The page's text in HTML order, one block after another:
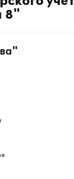
8"